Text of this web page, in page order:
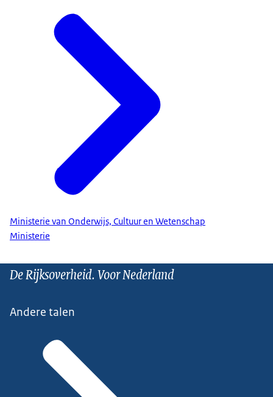
Ministerie van Onderwijs, Cultuur en Wetenschap
Ministerie
De Rijksoverheid. Voor Nederland
Andere talen